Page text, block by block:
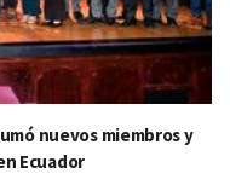
nuevos miembros y
Ecuador